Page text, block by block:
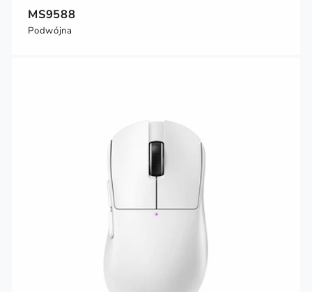
MS9588
Podwójna